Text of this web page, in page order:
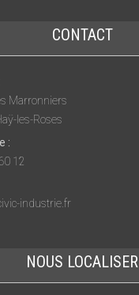
CONTACT
Marronniers
les-Roses
:
12
industrie.fr
NOUS LOCALISER